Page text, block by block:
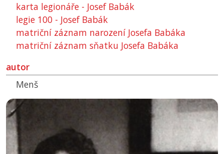
karta legionáře - Josef Babák
legie 100 - Josef Babák
matriční záznam narození Josefa Babáka
matriční záznam sňatku Josefa Babáka
autor
Menš